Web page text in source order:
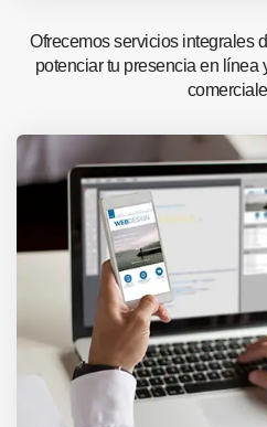
Ofrecemos servicios integrales
potenciar tu presencia en línea